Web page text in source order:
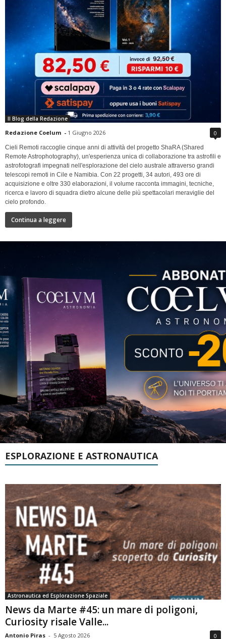
Il Blog della Redazione
Redazione Coelum - 1 Giugno 2026 0
Cieli Remoti raccoglie cinque anni di attività del progetto ShaRA (Shared
Remote Astrophotography), un'esperienza unica di collaborazione tra astrofili e
astrofotografi impegnati nell'esplorazione del cielo australe attraverso grandi
telescopi remoti in Cile e Namibia. Con 22 progetti, 34 autori, 493 ore di
acquisizione e oltre 330 elaborazioni, il volume racconta immagini, tecniche,
ricerca e lavoro di squadra dietro alcune delle più spettacolari meraviglie del
cielo profondo.
Continua a leggere
ESPLORAZIONE E ASTRONAUTICA
Astronautica ed Esplorazione Spaziale
News da Marte #45: un mare di poligoni,
Curiosity risale Valle...
Antonio Piras - 5 Agosto 2026 0